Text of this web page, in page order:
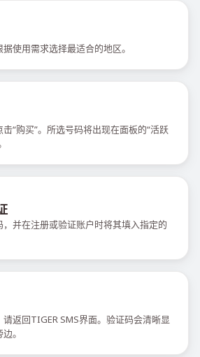
使用需求选择最适合的地区。
“购买”。所选号码将出现在面板的“活跃
并在注册或验证账户时将其填入指定的
返回TIGER SMS界面。验证码会清晰显
。